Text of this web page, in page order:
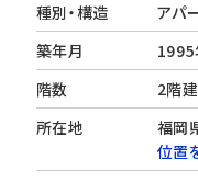
種別・構造
アパ
築年月
1995
階数
2階
所在地
福岡
位置